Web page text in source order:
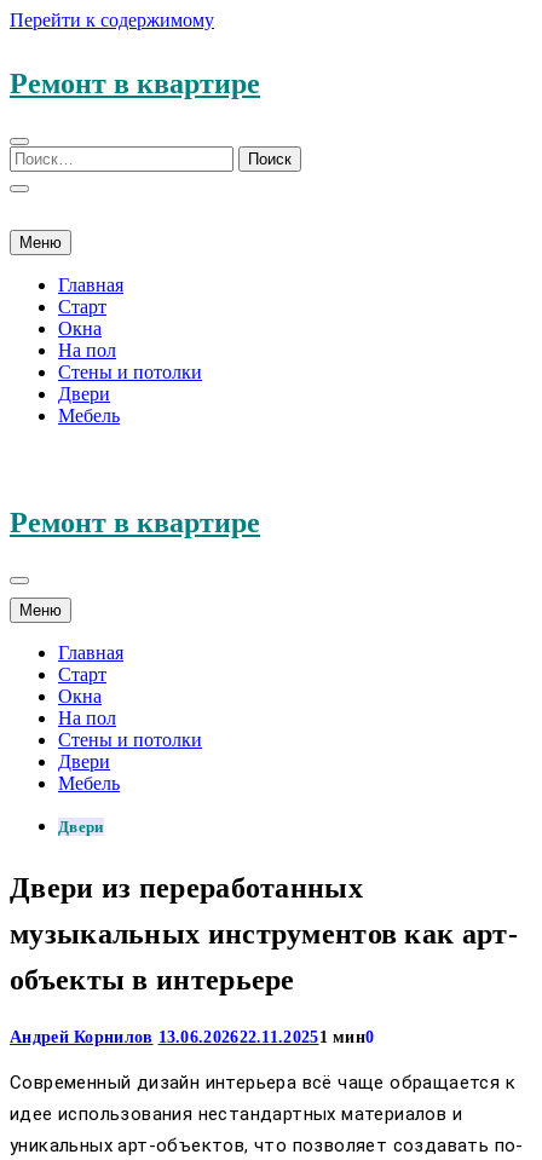
Перейти к содержимому
Ремонт в квартире
Меню
Главная
Старт
Окна
На пол
Стены и потолки
Двери
Мебель
Ремонт в квартире
Меню
Главная
Старт
Окна
На пол
Стены и потолки
Двери
Мебель
Двери
Двери из переработанных
музыкальных инструментов как арт-
объекты в интерьере
Андрей Корнилов 13.06.202622.11.20251 мин0
Современный дизайн интерьера всё чаще обращается к
идее использования нестандартных материалов и
уникальных арт-объектов, что позволяет создавать по-